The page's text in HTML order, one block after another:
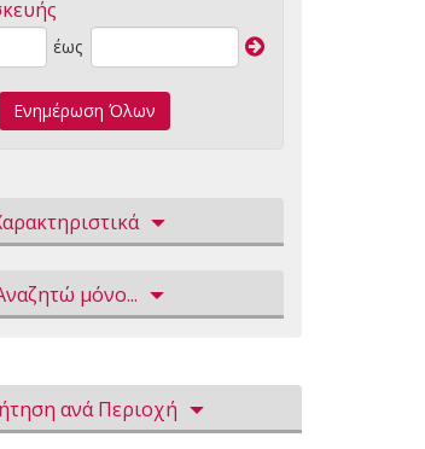
έως
Ενημέρωση Όλων
μόνο...
ανά Περιοχή